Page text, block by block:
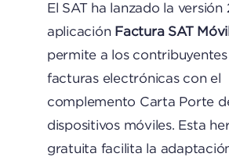
El SAT ha lanzado la versión
aplicación Factura SAT Móvil
permite a los
facturas electrónicas con el
complemento Carta Porte
dispositivos móviles. Esta
gratuita facilita la